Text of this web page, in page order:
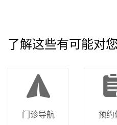
了解这些有可能对
门诊导航 预约